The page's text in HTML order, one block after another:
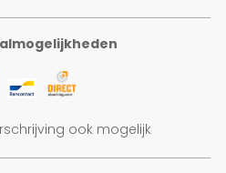
ook mogelijk